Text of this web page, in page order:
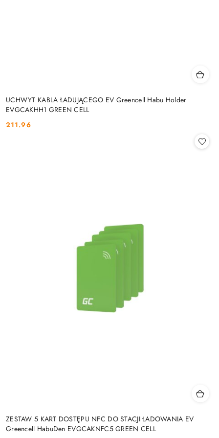
UCHWYT KABLA ŁADUJĄCEGO EV Greencell Habu Holder
EVGCAKHH1 GREEN CELL
Cena:
211.96
ZESTAW 5 KART DOSTĘPU NFC DO STACJI ŁADOWANIA EV
Greencell HabuDen EVGCAKNFC5 GREEN CELL